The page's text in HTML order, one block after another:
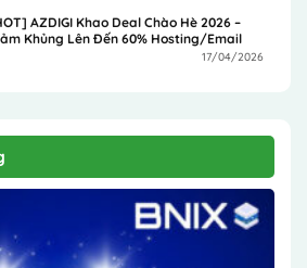
AZDIGI Khao Deal Chào Hè 2026 –
Khủng Lên Đến 60% Hosting/Email
17/04/2026